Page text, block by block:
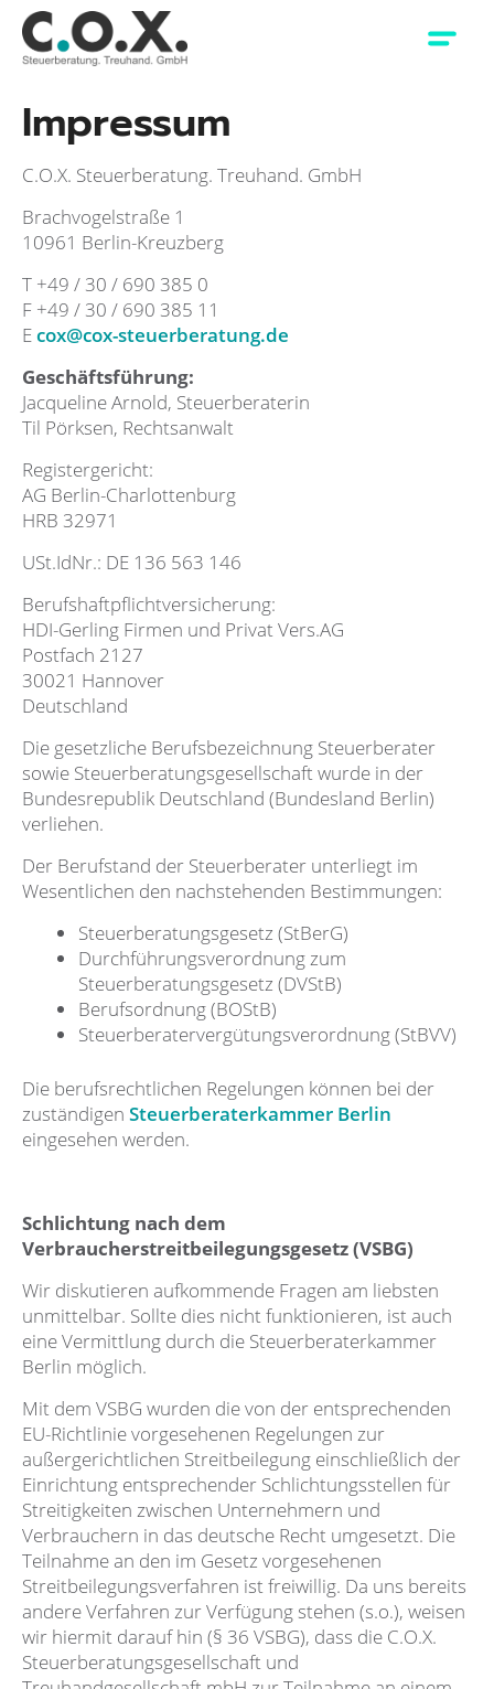
Impressum
C.O.X. Steuerberatung. Treuhand. GmbH
Brachvogelstraße 1
10961 Berlin-Kreuzberg
T +49 / 30 / 690 385 0
F +49 / 30 / 690 385 11
Ecox@cox-steuerberatung.de
Geschäftsführung:
Jacqueline Arnold, Steuerberaterin
Til Pörksen, Rechtsanwalt
Registergericht:
AG Berlin-Charlottenburg
HRB 32971
USt.IdNr.: DE 136 563 146
Berufshaftpflichtversicherung:
HDI-Gerling Firmen und Privat Vers.AG
Postfach 2127
30021 Hannover
Deutschland
Die gesetzliche Berufsbezeichnung Steuerberater
sowie Steuerberatungsgesellschaft wurde in der
Bundesrepublik Deutschland (Bundesland Berlin)
verliehen.
Der Berufstand der Steuerberater unterliegt im
Wesentlichen den nachstehenden Bestimmungen:
Steuerberatungsgesetz (StBerG)
Durchführungsverordnung zum
Steuerberatungsgesetz (DVStB)
Berufsordnung (BOStB)
Steuerberatervergütungsverordnung (StBVV)
Die berufsrechtlichen Regelungen können bei der
zuständigen Steuerberaterkammer Berlin
eingesehen werden.
Schlichtung nach dem
Verbraucherstreitbeilegungsgesetz (VSBG)
Wir diskutieren aufkommende Fragen am liebsten
unmittelbar. Sollte dies nicht funktionieren, ist auch
eine Vermittlung durch die Steuerberaterkammer
Berlin möglich.
Mit dem VSBG wurden die von der entsprechenden
EU-Richtlinie vorgesehenen Regelungen zur
außergerichtlichen Streitbeilegung einschließlich der
Einrichtung entsprechender Schlichtungsstellen für
Streitigkeiten zwischen Unternehmern und
Verbrauchern in das deutsche Recht umgesetzt. Die
Teilnahme an den im Gesetz vorgesehenen
Streitbeilegungsverfahren ist freiwillig. Da uns bereits
andere Verfahren zur Verfügung stehen (s.o.), weisen
wir hiermit darauf hin (§ 36 VSBG), dass die C.O.X.
Steuerberatungsgesellschaft und